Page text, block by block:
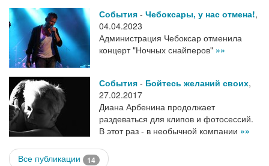
События - Чебоксары, у нас отмена!,
04.04.2023
Администрация Чебоксар отменила
концерт "Ночных снайперов" »»
События - Бойтесь желаний своих,
27.02.2017
Диана Арбенина продолжает
раздеваться для клипов и фотосессий.
В этот раз - в необычной компании »»
Все публикации 14